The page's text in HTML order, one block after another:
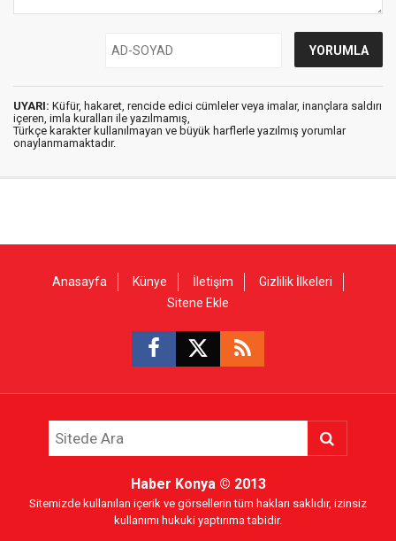
UYARI: Küfür, hakaret, rencide edici cümleler veya imalar, inançlara saldırı
içeren, imla kuralları ile yazılmamış,
Türkçe karakter kullanılmayan ve büyük harflerle yazılmış yorumlar
onaylanmamaktadır.
Anasayfa Künye İletişim
Gizlilik İlkeleri
Sitene Ekle
Haber Konya© 2013
Sitemizde kullanılan içerik ve görsellerin tüm hakları saklıdır, izinsiz
kullanımı hukuki yaptırıma tabidir.